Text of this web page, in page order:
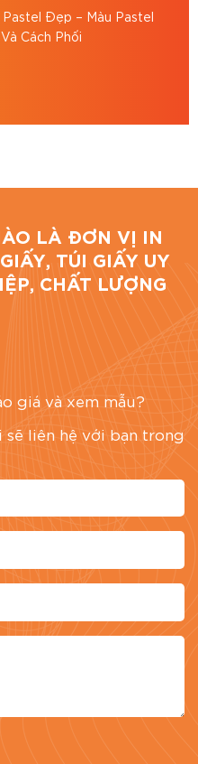
Pastel Đẹp – Màu Pastel
Cách Phối
LÀ ĐƠN VỊ IN
TÚI GIẤY UY
CHẤT LƯỢNG
giá và xem mẫu?
liên hệ với bạn trong